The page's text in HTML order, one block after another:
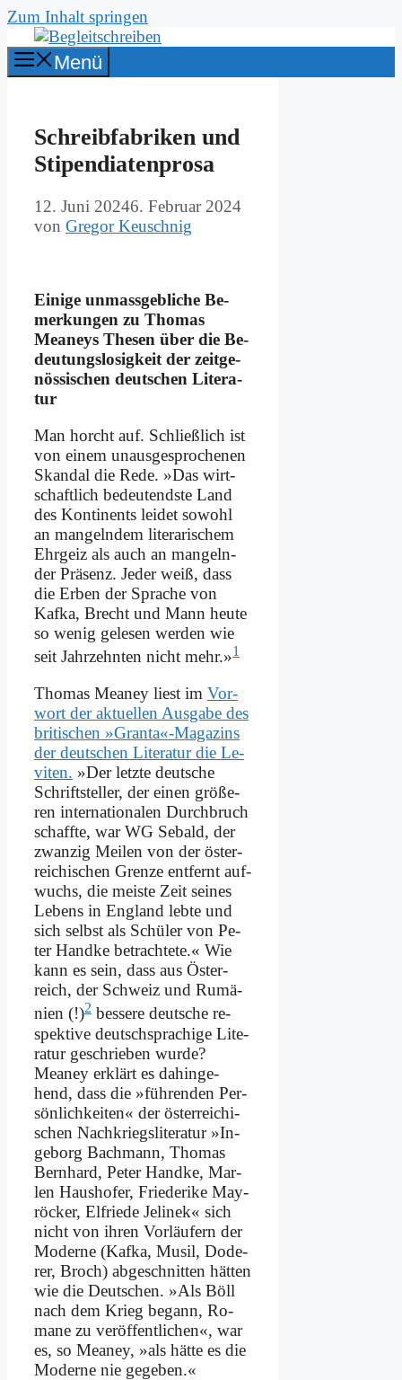
Zum Inhalt springen
Menü
Schreib­fa­bri­ken und
Sti­pen­dia­ten­pro­sa
12. Juni 20246. Februar 2024
von Gregor Keuschnig
Ei­ni­ge un­mass­geb­li­che Be­
mer­kun­gen zu Tho­mas
Meaneys The­sen über die Be­
deu­tungs­lo­sig­keit der zeit­ge­
nös­si­schen deut­schen Li­te­ra­
tur
Man horcht auf. Schließ­lich ist
von ei­nem un­aus­ge­spro­che­nen
Skan­dal die Re­de. »Das wirt­
schaft­lich be­deu­tend­ste Land
des Kon­ti­nents lei­det so­wohl
an man­geln­dem li­te­ra­ri­schem
Ehr­geiz als auch an man­geln­
der Prä­senz. Je­der weiß, dass
die Er­ben der Spra­che von
Kaf­ka, Brecht und Mann heu­te
so we­nig ge­le­sen wer­den wie
seit Jahr­zehn­ten nicht mehr.»1
Tho­mas Meaney liest im Vor­
wort der ak­tu­el­len Aus­ga­be des
bri­ti­schen »Granta«-Magazins
der deut­schen Li­te­ra­tur die Le­
vi­ten. »Der letz­te deut­sche
Schrift­stel­ler, der ei­nen grö­ße­
ren in­ter­na­tio­na­len Durch­bruch
schaff­te, war WG Se­bald, der
zwan­zig Mei­len von der öster­
rei­chi­schen Gren­ze ent­fernt auf­
wuchs, die mei­ste Zeit sei­nes
Le­bens in Eng­land leb­te und
sich selbst als Schü­ler von Pe­
ter Hand­ke be­trach­te­te.« Wie
kann es sein, dass aus Öster­
reich, der Schweiz und Ru­mä­
ni­en (!)2 bes­se­re deut­sche re­
spek­ti­ve deutsch­spra­chi­ge Li­te­
ra­tur ge­schrie­ben wur­de?
Meaney er­klärt es da­hin­ge­
hend, dass die »füh­ren­den Per­
sön­lich­kei­ten« der öster­rei­chi­
schen Nach­kriegs­li­te­ra­tur »In­
ge­borg Bach­mann, Tho­mas
Bern­hard, Pe­ter Hand­ke, Mar­
len Haus­ho­fer, Frie­de­ri­ke May­
röcker, El­frie­de Je­li­nek« sich
nicht von ih­ren Vor­läu­fern der
Mo­der­ne (Kaf­ka, Mu­sil, Do­de­
rer, Broch) ab­ge­schnit­ten hät­ten
wie die Deut­schen. »Als Böll
nach dem Krieg be­gann, Ro­
ma­ne zu ver­öf­fent­li­chen«, war
es, so Meaney, »als hät­te es die
Mo­der­ne nie ge­ge­ben.«